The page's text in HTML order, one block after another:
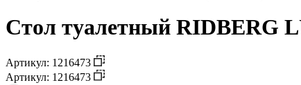
Стол туалетный RIDBERG
Артикул: 1216473
Артикул: 1216473